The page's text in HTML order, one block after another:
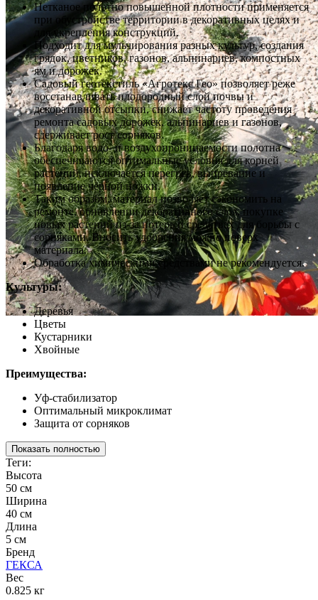
Нетканое полотно повышенной плотности применяется
при обустройстве территории в декоративных целях и
для укрепления конструкций.
Подходит для мульчирования разных культур, создания
грядок, цветников, газонов, альпинариев, компостных
ям и дорожек.
Садовый геотекстиль «Агротекс Гео» позволяет реже
восстанавливать плодородный слой почвы и
декоративной отсыпки, снижает частоту проведения
ремонта садовых дорожек, альпинариев и газонов,
сдерживает рост сорняков.
Благодаря водо- и воздухопроницаемости полотна
обеспечиваются оптимальные условия для корней
растений, исключается перегрев, выпревание и
появление чёрной ножки.
Таким образом, материал позволяет сэкономить на
ремонте, обновлении декоративного слоя, покупке
новых растений из-за потерь и средствах для борьбы с
сорняками. Вносить удобрения можно поверх
материала.
Обработка химическими средствами не рекомендуется.
Культуры:
Деревья
Цветы
Кустарники
Хвойные
Преимущества:
Уф-стабилизатор
Оптимальный микроклимат
Защита от сорняков
Показать полностью
Теги:
Высота
50 см
Ширина
40 см
Длина
5 см
Бренд
ГЕКСА
Вес
0.825 кг